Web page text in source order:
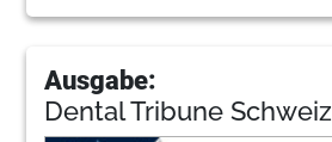
Ausgabe:
Dental Tribune Schweiz